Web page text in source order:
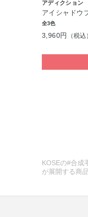
アディクション
アイシャドウ
全3色
3,960円 （税
KOSEの#合成
が展開する商